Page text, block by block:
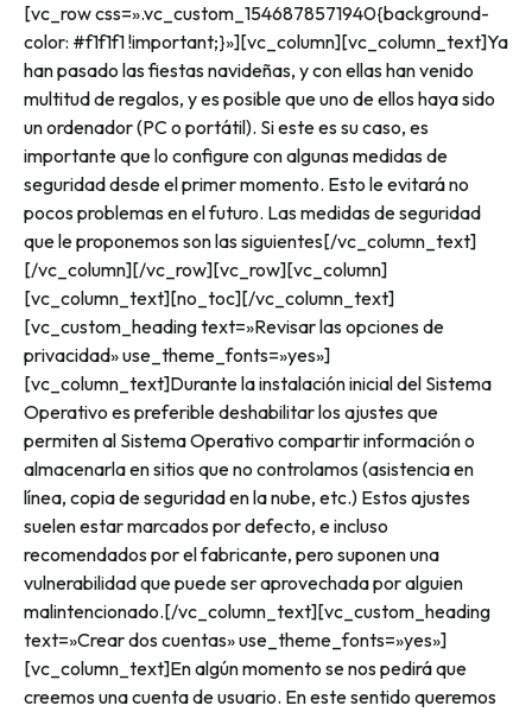
[vc_row css=».vc_custom_1546878571940{background-
color: #f1f1f1 !important;}»][vc_column][vc_column_text]Ya
han pasado las fiestas navideñas, y con ellas han venido
multitud de regalos, y es posible que uno de ellos haya sido
un ordenador (PC o portátil). Si este es su caso, es
importante que lo configure con algunas medidas de
seguridad desde el primer momento. Esto le evitará no
pocos problemas en el futuro. Las medidas de seguridad
que le proponemos son las siguientes[/vc_column_text]
[/vc_column][/vc_row][vc_row][vc_column]
[vc_column_text][no_toc][/vc_column_text]
[vc_custom_heading text=»Revisar las opciones de
privacidad» use_theme_fonts=»yes»]
[vc_column_text]Durante la instalación inicial del Sistema
Operativo es preferible deshabilitar los ajustes que
permiten al Sistema Operativo compartir información o
almacenarla en sitios que no controlamos (asistencia en
línea, copia de seguridad en la nube, etc.) Estos ajustes
suelen estar marcados por defecto, e incluso
recomendados por el fabricante, pero suponen una
vulnerabilidad que puede ser aprovechada por alguien
malintencionado.[/vc_column_text][vc_custom_heading
text=»Crear dos cuentas» use_theme_fonts=»yes»]
[vc_column_text]En algún momento se nos pedirá que
creemos una cuenta de usuario. En este sentido queremos